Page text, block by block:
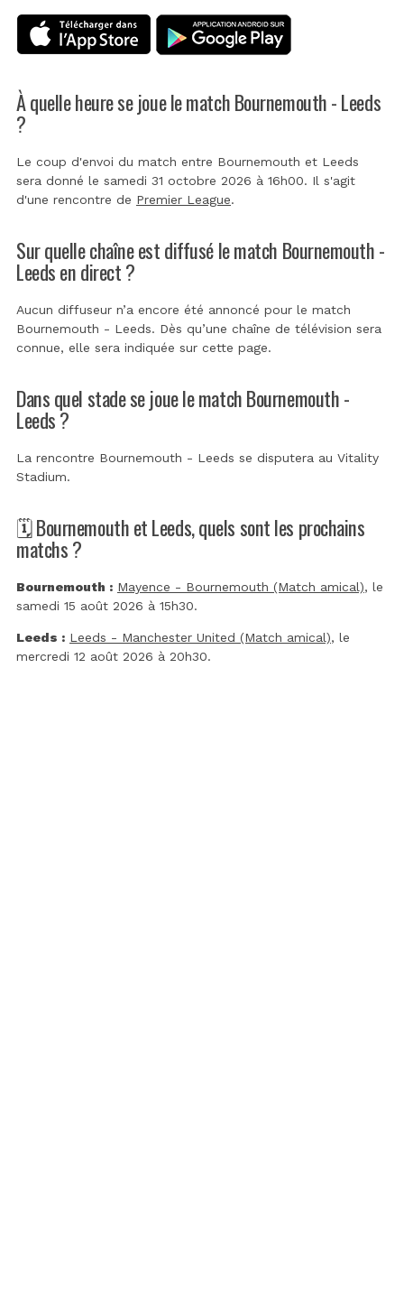
À quelle heure se joue le match Bournemouth - Leeds
?
Le coup d'envoi du match entre Bournemouth et Leeds
sera donné le samedi 31 octobre 2026 à 16h00. Il s'agit
d'une rencontre de Premier League.
Sur quelle chaîne est diffusé le match Bournemouth -
Leeds en direct ?
Aucun diffuseur n’a encore été annoncé pour le match
Bournemouth - Leeds. Dès qu’une chaîne de télévision sera
connue, elle sera indiquée sur cette page.
Dans quel stade se joue le match Bournemouth -
Leeds ?
La rencontre Bournemouth - Leeds se disputera au Vitality
Stadium.
🗓️ Bournemouth et Leeds, quels sont les prochains
matchs ?
Bournemouth : Mayence - Bournemouth (Match amical), le
samedi 15 août 2026 à 15h30.
Leeds : Leeds - Manchester United (Match amical), le
mercredi 12 août 2026 à 20h30.